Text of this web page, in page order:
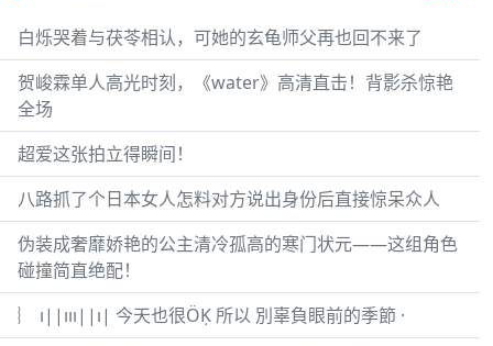
白烁哭着与茯苓相认，可她的玄龟师父再也回不来了
贺峻霖单人高光时刻，《water》高清直击！背影杀惊艳
全场
超爱这张拍立得瞬间！
八路抓了个日本女人怎料对方说出身份后直接惊呆众人
伪装成奢靡娇艳的公主清冷孤高的寒门状元——这组角色
碰撞简直绝配！
︴ ı||ııı||ı| 今天也很ÖḲ 所以 別辜負眼前的季節 ·